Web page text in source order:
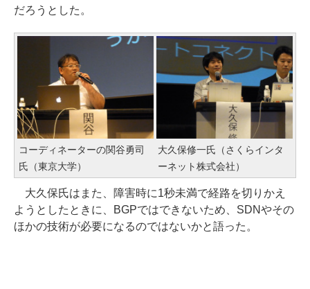
だろうとした。
コーディネーターの関谷勇司
氏（東京大学）
大久保修一氏（さくらインタ
ーネット株式会社）
大久保氏はまた、障害時に1秒未満で経路を切りかえ
ようとしたときに、BGPではできないため、SDNやその
ほかの技術が必要になるのではないかと語った。